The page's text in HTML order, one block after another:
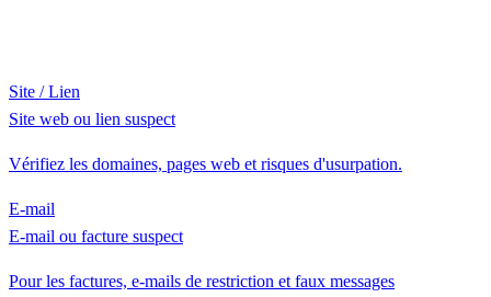
Site / Lien
Site web ou lien suspect
Vérifiez les domaines, pages web et risques d'usurpation.
E-mail
E-mail ou facture suspect
Pour les factures, e-mails de restriction et faux messages